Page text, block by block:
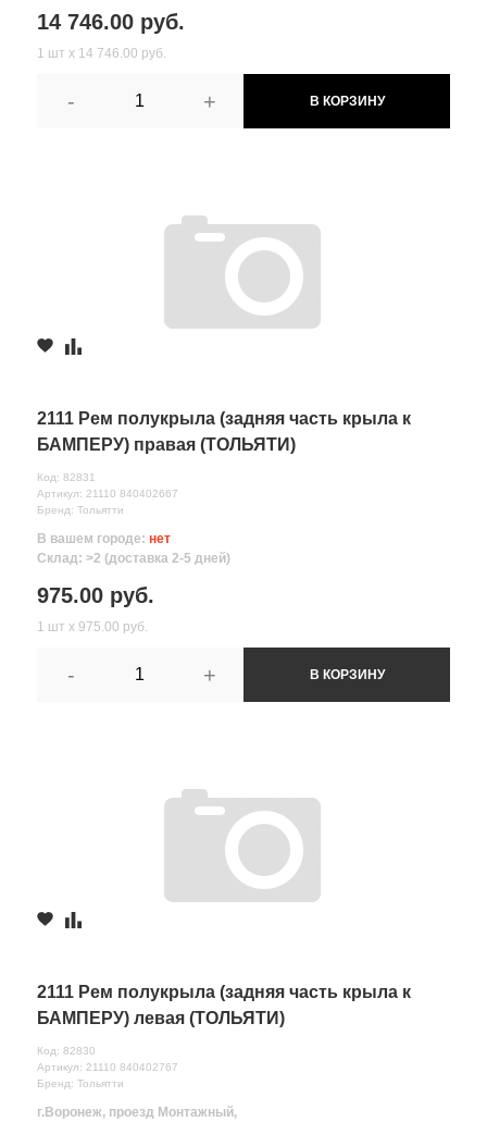
14 746.00 руб.
1 шт х 14 746.00 руб.
- + В КОРЗИНУ
2111 Рем полукрыла (задняя часть крыла к
БАМПЕРУ) правая (ТОЛЬЯТИ)
Код: 82831
Артикул: 21110 840402667
Бренд: Тольятти
В вашем городе: нет
Склад: >2 (доставка 2-5 дней)
975.00 руб.
1 шт х 975.00 руб.
- + В КОРЗИНУ
2111 Рем полукрыла (задняя часть крыла к
БАМПЕРУ) левая (ТОЛЬЯТИ)
Код: 82830
Артикул: 21110 840402767
Бренд: Тольятти
г.Воронеж, проезд Монтажный,